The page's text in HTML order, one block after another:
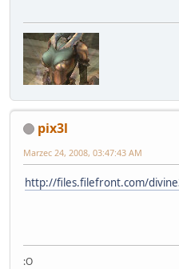
pix3l
Marzec 24, 2008, 03:47:43 AM
http://files.filefront.com/
:O